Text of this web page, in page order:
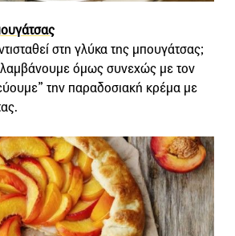
στη γλύκα της μπουγάτσας;
όμως συνεχώς με τον
την παραδοσιακή κρέμα με